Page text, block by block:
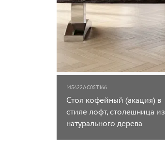
M5422AC05T166
Стол кофейный (акация) в
стиле лофт, столешница из
натурального дерева